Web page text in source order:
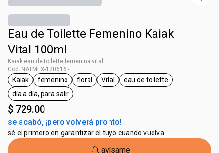
Eau de Toilette Femenino Kaiak
Vital 100ml
Kaiak eau de toilette femenina vital
Cod. NATMEX-120616 -
etiqueta Kaiak
Kaiak
etiqueta femenino
femenino
etiqueta floral
floral
etiqueta Vital
Vital
etiqueta eau de toilette
eau de toilette
etiqueta día a día, para salir
día a día, para salir
$ 729.00
se acabó, ¡pero volverá pronto!
sé el primero en garantizar el tuyo cuando vuelva.
avísame